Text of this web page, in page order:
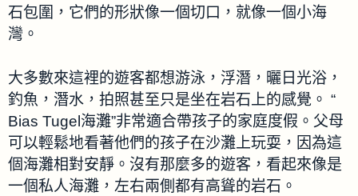
石包圍，它們的形狀像一個切口，就像一個小海
灣。
大多數來這裡的遊客都想游泳，浮潛，曬日光浴，
釣魚，潛水，拍照甚至只是坐在岩石上的感覺。 “
Bias Tugel海灘”非常適合帶孩子的家庭度假。父母
可以輕鬆地看著他們的孩子在沙灘上玩耍，因為這
個海灘相對安靜。沒有那麼多的遊客，看起來像是
一個私人海灘，左右兩側都有高聳的岩石。